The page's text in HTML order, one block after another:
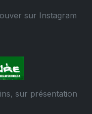
sur Instagram
sur présentation